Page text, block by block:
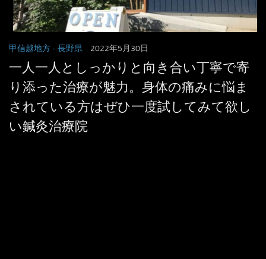
甲信越地方 - 長野県 2022年5月30日
一人一人としっかりと向き合い丁寧で寄
り添った治療が魅力。身体の痛みに悩ま
されている方はぜひ一度試してみて欲し
い鍼灸治療院